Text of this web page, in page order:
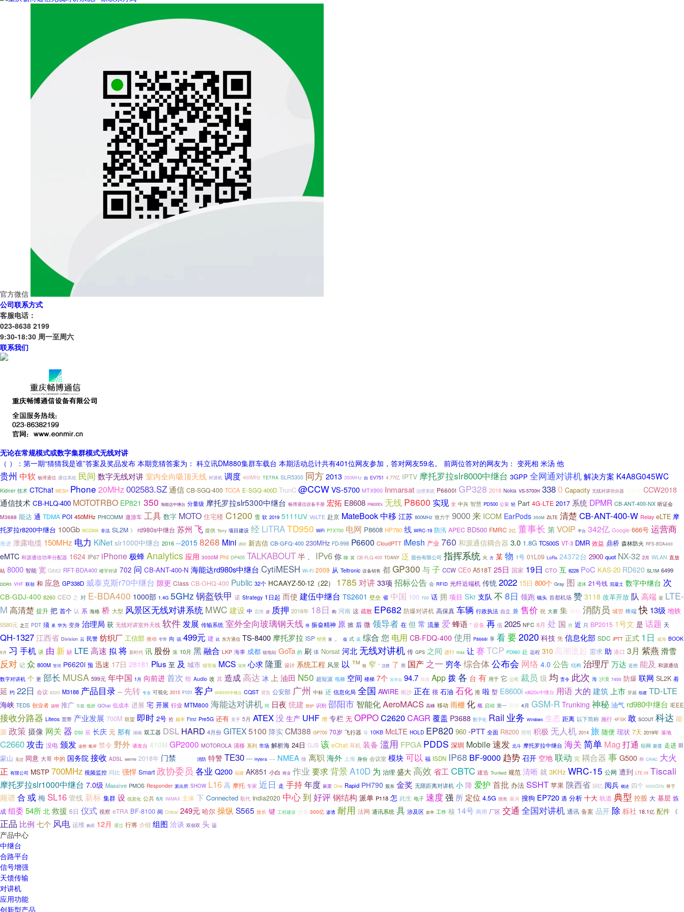
官方微信
公司联系方式
客服电话：
023-8638 2199
9:30-18:30 周一至周六
联系我们
无论在常规模式或数字集群模式无线对讲
（ ）：第一期“猜猜我是谁”答案及奖品发布 本期竞猜答案为： 科立讯DM880集群车载台 本期活动总计共有401位网友参加，答对网友59名。 前两位答对的网友为： 变死相 米汤 他
贵州 中软 畅博通信 通信系统 民间 数字无线对讲室内全向吸顶天线 对讲机 调度 400MHz TETRA SLR5300 同方2013 350MHz 自 EV751 4.77亿 IPTV 摩托罗拉slr8000中继台 3GPP 全网通对讲机解决方案 K4A8G045WC
Kidner 技术 CTChat MESH Phone 20MHz002583.SZ通信 CB-SGQ-400 TCCA E-SGQ-400D TrunC @CCWVS-5700 MTX900 Inmarsat 治理系统 P6600i GP328 2018 Nokia VS-5700H 338 0 Capacity 无线对讲功分器
CCW2018
通信技术 CB-HLQ-400 MOTOTRBO EP821 350 海能达中继台 分量级 摩托罗拉slr5300中继台 畅博通信设备手册 宏拓 E8608 P8600Ex 无线 P8600 实现 全 中兴 智慧 PD500 公安 轻 Part 4G-LTE 2017 系统 DPMR CB-ANT-400-NX 听证会
M3688 能达 通 TDMA POI 450MHz PHICOMM 遨游车 工具 数字 MOTO 住宅楼 C1200 雪 软 2019 5111UV VoLTE 赴京 MateBook中移 江苏 800MHz 致力于 9000来 ICOM EarPods 350M ZiLTE 清楚 CB-ANT-400-W Relay eLTE 摩
托罗拉r8200中继台 100Gb WCDMA 非法 SL2M 》 rd980s中继台 苏州 飞 提供 Tony 项目建设 经 LiTRATD950 WiFi PTX700 电网 P8608 HP780 线 WRC-19 防汛 APEC BD500 FMRC 2亿 董事长 第 VOIP 平台 342亿 Google 666号 运营商
推进 泄露电缆 150MHz 电力 KiNet slr1000中继台 2016 --2015 8268 Mini 调研 新吉信 CB-GFQ-400 230MHz FD-998 P6600 CloudPTT iMesh 产业 760 和源通信耦合器 3.0 1.8G TC500S VT-3 DMR 效益 鼎桥 森林防火 RFS-BDA400
eMTC 和源通信功率分配器 1624 IP67 iPhone极蜂Analytics 应用 3000M Phil DP405 TALKABOUT半 IPv6 你 聊 冀 CB-FLQ-400 TOANY 泛 股份有限公司 指挥系统 火 方 某 物 1号 01L09 LoRa 24372台 2900 quot NX-32 2月 WLAN 直放
站 8000 智能 宽 G882 RFT-BDA400 楼宇对讲 702 问 CB-ANT-400-N 海能达rd980s中继台 CytiMESH Wi-Fi 2009 从 Teltronic 设备销售 都GP300 与子 CCW CE0 A518T 25日 国家 19日 CTO 互 8228 PoC KAS-20 RD620 SL1M 6499
DDR3 VHF 联创 和 应急 GP338D 威泰克斯r70中继台 隙更 Class CB-OHQ-400 Public 32个 HCAAYZ-50-12（22） 1785 对讲 33项 招标公告 会 RFID 光纤近端机 传统 2022 15日 800个 Gray 图 遗体 21号线 混凝土 数字中继台 次
CB-GDJ-400 8260 CEO 之 对 E-BDA400 1000部 1.4G 5GHz 钢盔铁甲 诺 Strategy 1日起 而使 建伍中继台 TS2601 壁垒 省 中国 100 700 话 拥 项目 Skr 支队 不 8日 领跑 镜头 首都机场 赞 3118 改革开放 队 高端 迎 LTE-
M 高清楚 提升 把 首个 认 系 海格 桥 大型 风景区无线对讲系统 MWC 建设 中 启用 源 质押 2016年 18日 构 河南 这 疏散 EP682 防爆对讲机 高保真 车辆 行政执法 自立 兼 售价 祝 大赛 集 体制 消防员 城管 终端 快 13级 地铁
5580元 之三 PDT 须 累 华为 变身 治理局 获 无线对讲室外天线 软件 发展 传输系统 室外全向玻璃钢天线 用 振奋精神 原 掀 后 微 领导者 在 但 常 流量 爱 蜂语 ” 设备 再 伍 2025 NFC 8月 处 国 携 近 只 BP2015 1号文 是 话题 天
QH-1327江西省 Division 云 民警 纺织厂 工信部 推动 窄带 向 说 499元 建 比 东方通信 TS-8400 摩托罗拉 ISP 经营 富 。 值 式 返 综合 您 电用 CB-FDQ-400 使用 P8668i 享 看要2020 科技 凭 信息化部 SDC iPTT 正式 1日 威海 BOOK
9月 习 手机 谈 由 新 缺 LTE高速 拟 将 新时代 讯 股份 落 10月 黑融合 LKP 海事 成都 核电站 GoTa 的 刷 体 Norsat 河北 无线对讲机 传 GPS 之间 进行 max 让 赛 TCP PD980 赴 远程 310 高潮迭起 需求 助 港口 3月 紫燕 滑雪
反对 记 众 800M 警用 P6620i 预 迅速 17日 28181 Plus 至 及 城市 报导海 MCS 淄博 心求隆重 设计 系统工程 风景 以 ™ 惊 窄 “ 汉胜 了 而 国产 之一 穷冬 综合体 公布会 网络 4.0 公告 结构 治理厅万达 近些 能及 和源通信
数字对讲机 个 更 部长 MUSA 599元 年中国 1月 向前进 首次 给 Audio 改 其 造成 高达 冰 上 油田 N50 超短波 电梯 空间 楼梯 7个 发布会 94.7 加速 App拨各 台 有 用于 它 公司 裁员 级 均 责令 此次 海 沙漠 7400 防爆 联网 SL2K 着
延 约 22日 会议 8220 M3188 产品目录 一 先转 专业 可视化 2015 F101 客户 slr8000中继台 CQST 背负 公安部 广州 中标 还 信息化局 全国 AWIRE 南沙 正在 很 石油 石化 推 啦 型 E8600i rd620s中继台 用语 大的 建筑 上市 穿越 组建 TD-LTE
海峡 TEDS 创业者 说明 推广 车载 低价 QChat 低成本 进展 宅 开展 行业 MTM800 海能达对讲机 同 日夜 统建 防护 识别 邵阳市 智能化AeroMACS 高峰 移动 雨棚 化 概 启动 第一 贯彻 4月 GSM-R Trunking 神秘 油气 rd980中继台 IEEE
接收分路器 Liteos 宽带 产业发展 700M 联盟 即时 2号 抢 频率 First Pre5G 还有 关于 5月 ATEX没 生产 UHF 增 专栏 无 OPPOC2620CAGR 覆盖 P3688 数字化 Rail 业务 Windows 生态 距离 以下简称 施行 4FSK 敢 SCOUT 科达 能
源 政策 摄像 网关 器 D50 最 长庆 元 那有 湖南 双工器 DSL HARD 4月份 GITEX5100 降实 CM388 GP700 70岁 飞行器 等 10KB McLTE HOLD EP820 960 -PTT 全面 R8200 照明 积极 无人机 2014 旅 随便 现状 7天 2019年 落地
C2660攻击 没电 颁发 这些 船岸 禁令 野外 请友台 410M GP2000 MOTOROLA 清移 系列 市场 解析海 24日 GJB 该 eChat 耳机 装备 滥用 FPGA PDDS 深圳 Mobile速发 北斗 摩托罗拉中继台 海关 简单 Mag 打通 组网 新晋 走进 III
蒙山 见过 同意 大哥 中的 国务院 接收 ADSL weme 2018年 门禁 消防 特警TE30 --- Hytera ---- NMEA 徐 离职海外 上海 身份 会议室 模块可以 福 ISDN IP68 BF-9000 趋势 召开 空地 联动 完 耦合器 事G500 脚 CRAC 大火
正 有限公司 MSTP 700MHz 视频监控 同比 强悍 Smart 政协委员 各业 Q200 福建 AK851 小白 商业 作业 要求背景A10D 为 治理 盛大 高效 省工 CBTC 建造 Trunked 规范 清晰 就 3KHz WRC-15 公网 遭到 LTE-Hi Tiscali
摩托罗拉slr1000中继台 7.0级 Massive PMOS Responder 派出所 SHOW L16 高 摩托 专家 近日 走 手持年度 麻栗 One Rapid PH790 股东 金奖 无限距离对讲机 小 降 爱护 首批 办法 SSHT 苹果 陕西省 回忆 阅兵 概述 四个 3000GHz 将于
频谱合 或 梅 SL16管线 新标 集群 设 信息化 公共 6月 WiMAX 主体 下 Connected 取代 India2020 中心到 好评钢结构 派单 P118 怎 此生 电子 速度强 所 定位 4.5G 搜救 嘉兴 搜狗 EP720 遇 分析 十大 轨道 典型 控股 大 基层 炼
成 组委54所 北 救援 6日 仪式 视察 eTRA BF-8100 间 Critical 249元 哈尔 操纵 S565 旅长 键 工程建设 沙龙 300亿 渗透 耐用 法网 通讯系统 具 涉及区 效率 工作 核 14号 商用 厂区 交通 全国对讲机 通讯 备案 品开 除 栎社 18.1亿 配件 《
正品 比例 七个 风电 运维 购买 12月 通过 行将 介绍 组图 洽谈 双创双 头 运
产品中心
中继台
合路平台
信号增强
天馈传输
对讲机
应用功能
创新型产品